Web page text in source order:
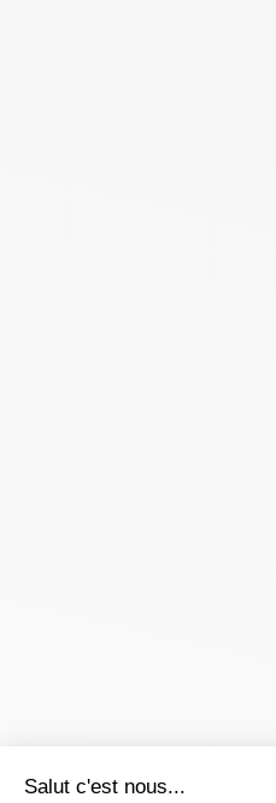
Salut c'est nous...